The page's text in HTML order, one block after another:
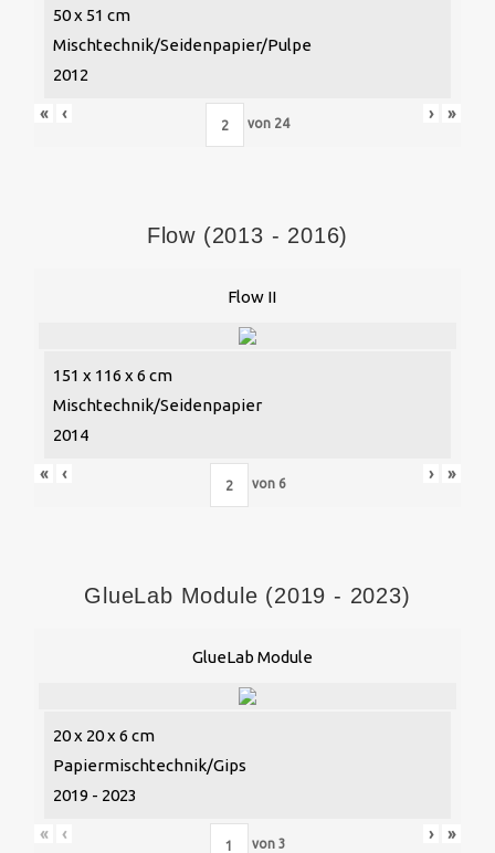
50 x 51 cm
Mischtechnik/Seidenpapier/Pulpe
2012
« ‹
von 24
› »
Flow (2013 - 2016)
Flow II
151 x 116 x 6 cm
Mischtechnik/Seidenpapier
2014
« ‹
von 6
› »
GlueLab Module (2019 - 2023)
GlueLab Module
20 x 20 x 6 cm
Papiermischtechnik/Gips
2019 - 2023
« ‹
von 3
› »